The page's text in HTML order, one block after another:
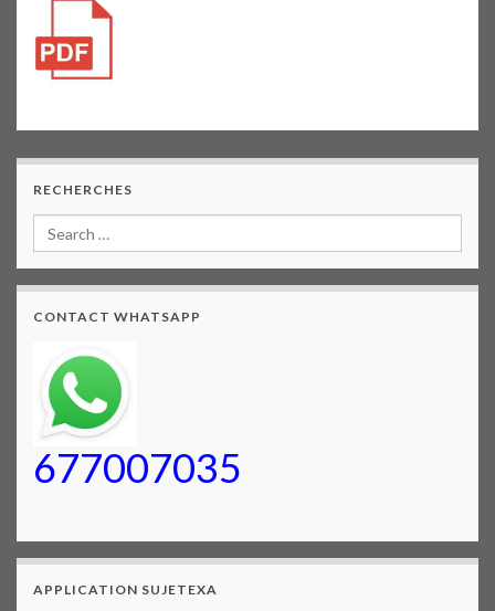
RECHERCHES
CONTACT WHATSAPP
677007035
APPLICATION SUJETEXA